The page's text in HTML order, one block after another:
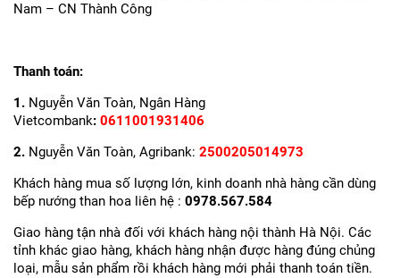
Nam – CN Thành Công
Thanh toán:
1. Nguyễn Văn Toàn, Ngân Hàng
Vietcombank: 0611001931406
2. Nguyễn Văn Toàn, Agribank: 2500205014973
Khách hàng mua số lượng lớn, kinh doanh nhà hàng cần dùng
bếp nướng than hoa liên hệ : 0978.567.584
Giao hàng tận nhà đối với khách hàng nội thành Hà Nội. Các
tỉnh khác giao hàng, khách hàng nhận được hàng đúng chủng
loại, mẫu sản phẩm rồi khách hàng mới phải thanh toán tiền.